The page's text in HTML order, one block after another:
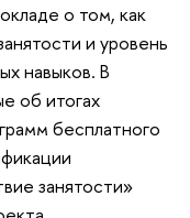
о том, как
и уровень
навыков. В
об итогах
бесплатного
занятости»